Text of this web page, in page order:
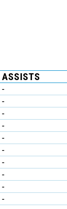
ASSISTS
-
-
-
-
-
-
-
-
-
-